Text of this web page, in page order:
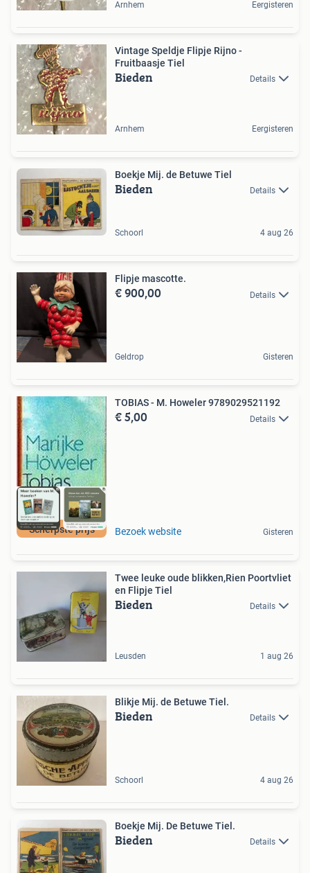
Arnhem Eergisteren
Vintage Speldje Flipje Rijno -
Fruitbaasje Tiel
Bieden Details
Arnhem Eergisteren
Boekje Mij. de Betuwe Tiel
Bieden Details
Schoorl 4 aug 26
Flipje mascotte.
€ 900,00 Details
Geldrop Gisteren
Scherpste prijs
TOBIAS - M. Howeler 9789029521192
€ 5,00 Details
Bezoek website Gisteren
Twee leuke oude blikken,Rien Poortvliet
en Flipje Tiel
Bieden Details
Leusden 1 aug 26
Blikje Mij. de Betuwe Tiel.
Bieden Details
Schoorl 4 aug 26
Boekje Mij. De Betuwe Tiel.
Bieden Details